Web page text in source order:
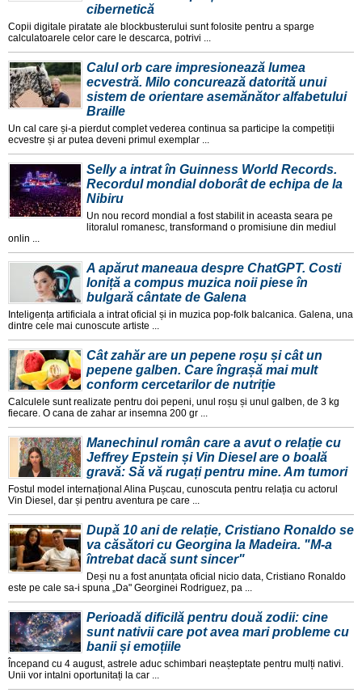
cibernetică
Copii digitale piratate ale blockbusterului sunt folosite pentru a sparge
calculatoarele celor care le descarca, potrivi ...
Calul orb care impresionează lumea
ecvestră. Milo concurează datorită unui
sistem de orientare asemănător alfabetului
Braille
Un cal care și-a pierdut complet vederea continua sa participe la competiții
ecvestre și ar putea deveni primul exemplar ...
Selly a intrat în Guinness World Records.
Recordul mondial doborât de echipa de la
Nibiru
Un nou record mondial a fost stabilit in aceasta seara pe
litoralul romanesc, transformand o promisiune din mediul
onlin ...
A apărut maneaua despre ChatGPT. Costi
Ioniță a compus muzica noii piese în
bulgară cântate de Galena
Inteligența artificiala a intrat oficial și in muzica pop-folk balcanica. Galena, una
dintre cele mai cunoscute artiste ...
Cât zahăr are un pepene roșu și cât un
pepene galben. Care îngrașă mai mult
conform cercetarilor de nutriție
Calculele sunt realizate pentru doi pepeni, unul roșu și unul galben, de 3 kg
fiecare. O cana de zahar ar insemna 200 gr ...
Manechinul român care a avut o relație cu
Jeffrey Epstein și Vin Diesel are o boală
gravă: Să vă rugați pentru mine. Am tumori
Fostul model internațional Alina Pușcau, cunoscuta pentru relația cu actorul
Vin Diesel, dar și pentru aventura pe care ...
După 10 ani de relație, Cristiano Ronaldo se
va căsători cu Georgina la Madeira. "M-a
întrebat dacă sunt sincer"
Deși nu a fost anunțata oficial nicio data, Cristiano Ronaldo
este pe cale sa-i spuna „Da" Georginei Rodriguez, pa ...
Perioadă dificilă pentru două zodii: cine
sunt nativii care pot avea mari probleme cu
banii și emoțiile
Începand cu 4 august, astrele aduc schimbari neașteptate pentru mulți nativi.
Unii vor intalni oportunitați la car ...